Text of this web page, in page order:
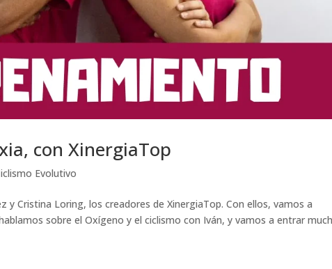
con XinergiaTop
Evolutivo
y Cristina Loring, los creadores de XinergiaTop. Con ellos, vamos a
sobre el Oxígeno y el ciclismo con Iván, y vamos a entrar